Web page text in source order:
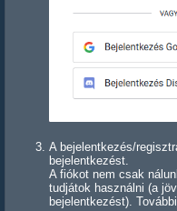
A bejelentkezés/
bejelentkezést.
A fiókot nem csak
tudjátok használni (a
bejelentkezést).